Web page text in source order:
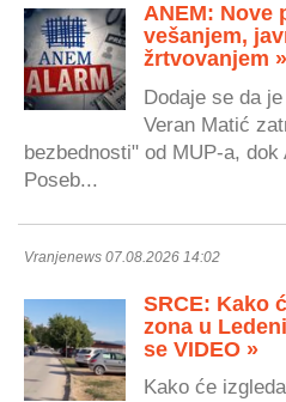
ANEM: Nove
vešanjem,
žrtvovanjem »
Dodaje se da
Veran Matić
bezbednosti" od MUP-a, dok
Poseb...
Vranjenews 07.08.2026 14:02
SRCE: Kako
zona u
se VIDEO »
Kako će